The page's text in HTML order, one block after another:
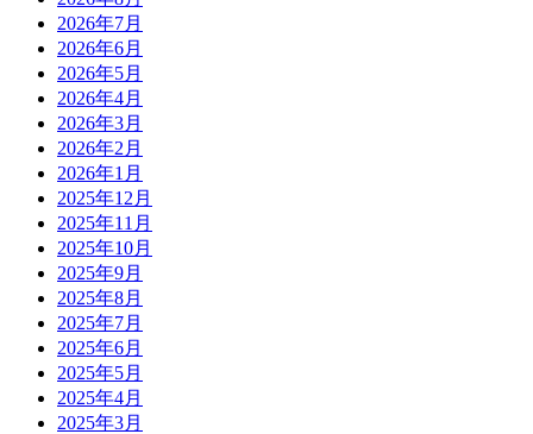
2026年7月
2026年6月
2026年5月
2026年4月
2026年3月
2026年2月
2026年1月
2025年12月
2025年11月
2025年10月
2025年9月
2025年8月
2025年7月
2025年6月
2025年5月
2025年4月
2025年3月